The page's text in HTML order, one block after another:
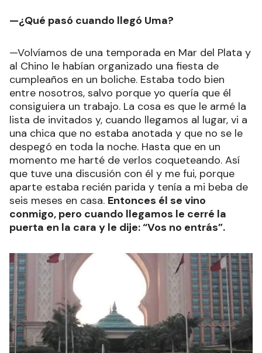
—¿Qué pasó cuando llegó Uma?
—Volvíamos de una temporada en Mar del Plata y
al Chino le habían organizado una fiesta de
cumpleaños en un boliche. Estaba todo bien
entre nosotros, salvo porque yo quería que él
consiguiera un trabajo. La cosa es que le armé la
lista de invitados y, cuando llegamos al lugar, vi a
una chica que no estaba anotada y que no se le
despegó en toda la noche. Hasta que en un
momento me harté de verlos coqueteando. Así
que tuve una discusión con él y me fui, porque
aparte estaba recién parida y tenía a mi beba de
seis meses en casa. Entonces él se vino
conmigo, pero cuando llegamos le cerré la
puerta en la cara y le dije: “Vos no entrás”.